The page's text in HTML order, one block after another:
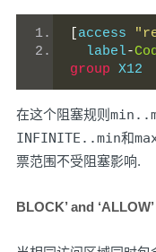
access
  label
-
group X12
在这个阻塞规则
INFINITE..min和
票范围不受阻塞影响.
BLOCK’ and